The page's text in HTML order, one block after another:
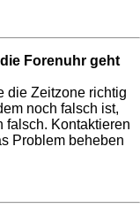
Forenuhr geht
die Zeitzone richtig
noch falsch ist,
falsch. Kontaktieren
Problem beheben